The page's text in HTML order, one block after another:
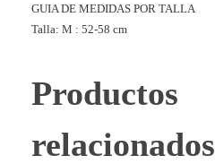
GUIA DE MEDIDAS POR TALLA
Talla: M : 52-58 cm
Productos
relacionados